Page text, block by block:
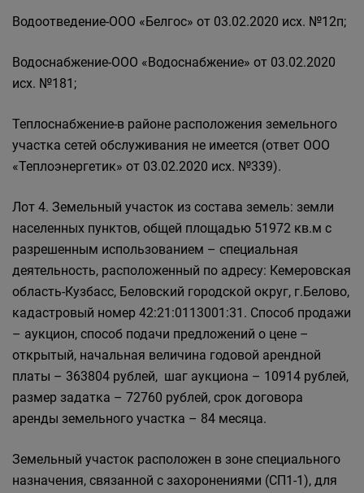
Водоотведение-ООО «Белгос» от 03.02.2020 исх. №12п;
Водоснабжение-ООО «Водоснабжение» от 03.02.2020
исх. №181;
Теплоснабжение-в районе расположения земельного
участка сетей обслуживания не имеется (ответ ООО
«Теплоэнергетик» от 03.02.2020 исх. №339).
Лот 4. Земельный участок из состава земель: земли
населенных пунктов, общей площадью 51972 кв.м с
разрешенным использованием – специальная
деятельность, расположенный по адресу: Кемеровская
область-Кузбасс, Беловский городской округ, г.Белово,
кадастровый номер 42:21:0113001:31. Способ продажи
– аукцион, способ подачи предложений о цене –
открытый, начальная величина годовой арендной
платы – 363804 рублей, шаг аукциона – 10914 рублей,
размер задатка – 72760 рублей, срок договора
аренды земельного участка – 84 месяца.
Земельный участок расположен в зоне специального
назначения, связанной с захоронениями (СП1-1), для